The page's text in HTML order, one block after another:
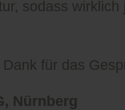
sodass
für das
Nürnberg